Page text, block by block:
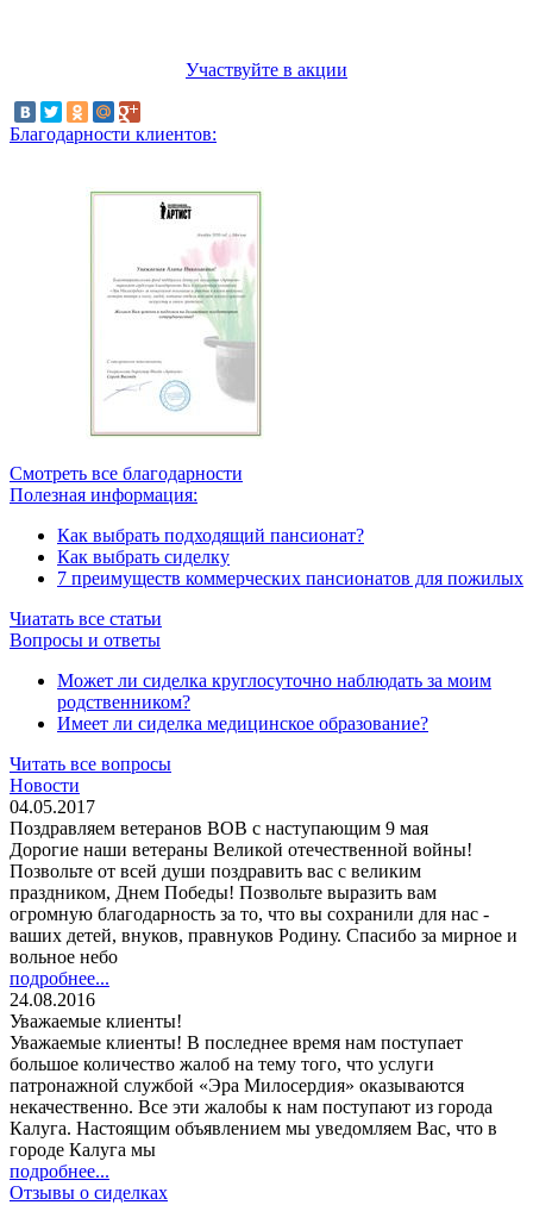
Участвуйте в акции
Благодарности клиентов:
Смотреть все благодарности
Полезная информация:
Как выбрать подходящий пансионат?
Как выбрать сиделку
7 преимуществ коммерческих пансионатов для пожилых
Чиатать все статьи
Вопросы и ответы
Может ли сиделка круглосуточно наблюдать за моим
родственником?
Имеет ли сиделка медицинское образование?
Читать все вопросы
Новости
04.05.2017
Поздравляем ветеранов ВОВ с наступающим 9 мая
Дорогие наши ветераны Великой отечественной войны!
Позвольте от всей души поздравить вас с великим
праздником, Днем Победы! Позвольте выразить вам
огромную благодарность за то, что вы сохранили для нас -
ваших детей, внуков, правнуков Родину. Спасибо за мирное и
вольное небо
подробнее...
24.08.2016
Уважаемые клиенты!
Уважаемые клиенты! В последнее время нам поступает
большое количество жалоб на тему того, что услуги
патронажной службой «Эра Милосердия» оказываются
некачественно. Все эти жалобы к нам поступают из города
Калуга. Настоящим объявлением мы уведомляем Вас, что в
городе Калуга мы
подробнее...
Отзывы о сиделках